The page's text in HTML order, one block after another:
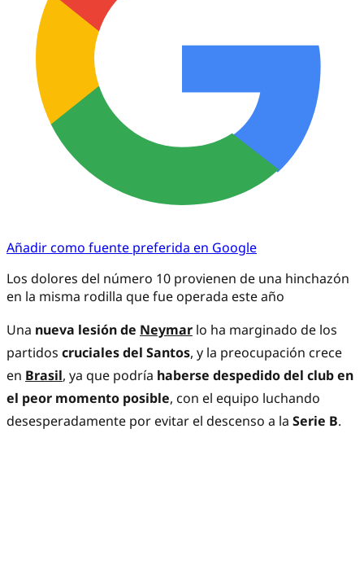
Añadir como fuente preferida en Google
Los dolores del número 10 provienen de una hinchazón
en la misma rodilla que fue operada este año
Una nueva lesión de Neymar lo ha marginado de los
partidos cruciales del Santos, y la preocupación crece
en Brasil, ya que podría haberse despedido del club en
el peor momento posible, con el equipo luchando
desesperadamente por evitar el descenso a la Serie B.